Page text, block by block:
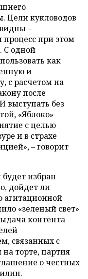
Цели кукловодов
–
процесс при этом
С одной
как
и
с расчетом на
после
выступать без
«Яблоко»
с целью
и в страхе
– говорит
избран
дойдет ли
агитационной
«зеленый свет»
контента
связанных с
торте, партия
о честных